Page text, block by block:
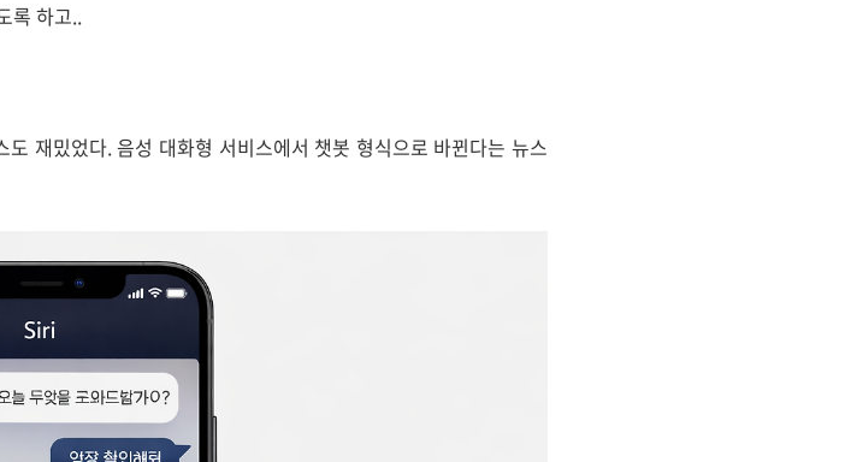
록 하고..
재밌었다. 음성 대화형 서비스에서 챗봇 형식으로 바뀐다는 뉴스